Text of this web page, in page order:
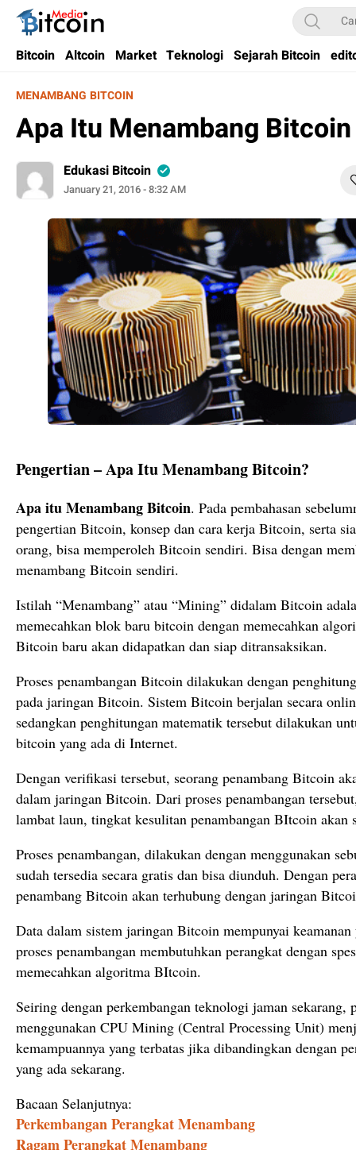
Bitcoin Media Indonesia
Media Bitcoin dan Cryptocurrency, dan Blockchain di Indonesia
Bitcoin Altcoin Market Teknologi Sejarah Bitcoin
MENAMBANG BITCOIN
Apa Itu Menambang Bitcoin
Edukasi Bitcoin
January 21, 2016 - 8:32 AM
Pengertian – Apa Itu Menambang Bitcoin?
Apa itu Menambang Bitcoin. Pada pembahasan
pengertian Bitcoin, konsep dan cara kerja Bitcoin, serta
orang, bisa memperoleh Bitcoin sendiri. Bisa dengan
menambang Bitcoin sendiri.
Istilah “Menambang” atau “Mining” didalam Bitcoin
memecahkan blok baru bitcoin dengan memecahkan
Bitcoin baru akan didapatkan dan siap ditransaksikan.
Proses penambangan Bitcoin dilakukan dengan
pada jaringan Bitcoin. Sistem Bitcoin berjalan secara
sedangkan penghitungan matematik tersebut dilakukan
bitcoin yang ada di Internet.
Dengan verifikasi tersebut, seorang penambang Bitcoin
dalam jaringan Bitcoin. Dari proses penambangan
lambat laun, tingkat kesulitan penambangan BItcoin akan
Proses penambangan, dilakukan dengan menggunakan
sudah tersedia secara gratis dan bisa diunduh. Dengan
penambang Bitcoin akan terhubung dengan jaringan
Data dalam sistem jaringan Bitcoin mempunyai
proses penambangan membutuhkan perangkat dengan
memecahkan algoritma BItcoin.
Seiring dengan perkembangan teknologi jaman sekarang,
menggunakan CPU Mining (Central Processing Unit)
kemampuannya yang terbatas jika dibandingkan dengan
yang ada sekarang.
Bacaan Selanjutnya:
Perkembangan Perangkat Menambang
Ragam Perangkat Menambang